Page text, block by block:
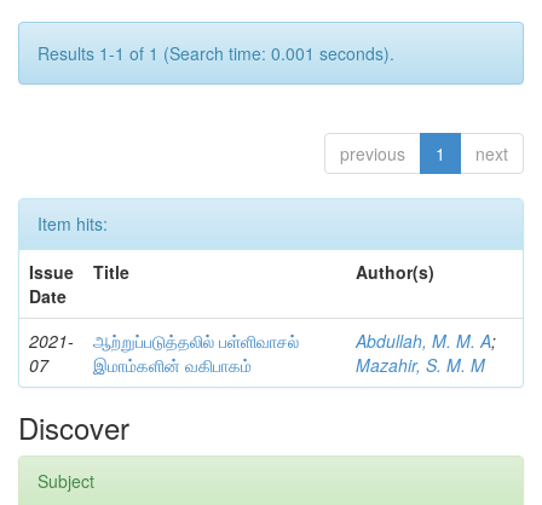
Results 1-1 of 1 (Search time: 0.001 seconds).
previous 1 next
Item hits:
Issue
Date
Title Author(s)
2021-
07
ஆற்றுப்படுத்தலில் பள்ளிவாசல்
இமாம்களின் வகிபாகம்
Abdullah, M. M. A;
Mazahir, S. M. M
Discover
Subject